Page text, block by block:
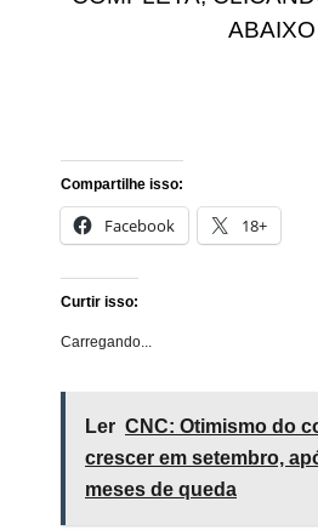
ABAIXO
Compartilhe isso:
Facebook 18+
Curtir isso:
Carregando...
Ler CNC: Otimismo do
crescer em setembro,
meses de queda